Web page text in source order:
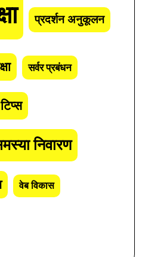
प्रदर्शन अनुकूलन
सर्वर प्रबंधन
निवारण
वेब विकास